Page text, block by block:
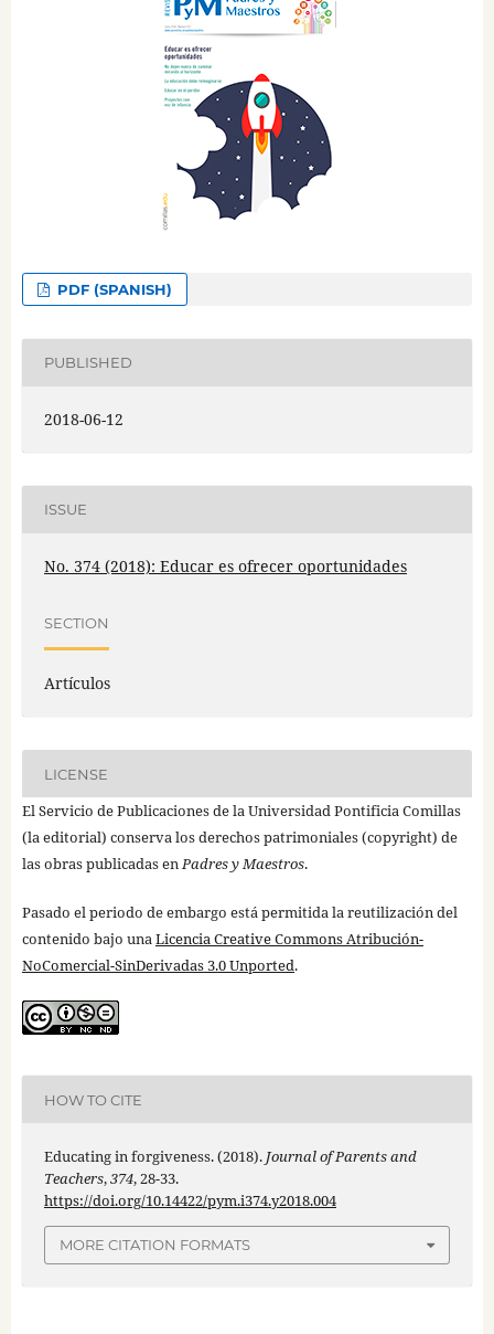
PDF (SPANISH)
PUBLISHED
2018-06-12
ISSUE
No. 374 (2018): Educar es ofrecer oportunidades
SECTION
Artículos
LICENSE
El Servicio de Publicaciones de la Universidad Pontificia Comillas
(la editorial) conserva los derechos patrimoniales (copyright) de
las obras publicadas enPadres y Maestros.
Pasado el periodo de embargo está permitida la reutilización del
contenido bajo unaLicencia Creative Commons Atribución-
NoComercial-SinDerivadas 3.0 Unported.
HOW TO CITE
Educating in forgiveness. (2018). Journal of Parents and
Teachers,374, 28-33.
https://doi.org/10.14422/pym.i374.y2018.004
MORE CITATION FORMATS